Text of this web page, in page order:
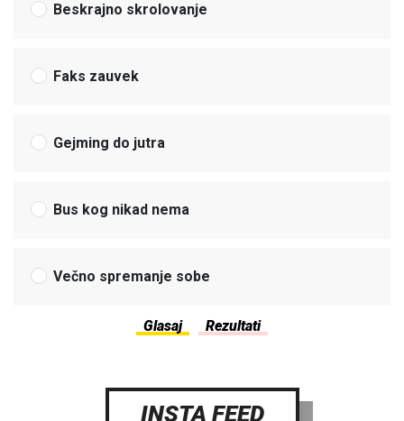
Beskrajno skrolovanje
Faks zauvek
Gejming do jutra
Bus kog nikad nema
Večno spremanje sobe
INSTA FEED